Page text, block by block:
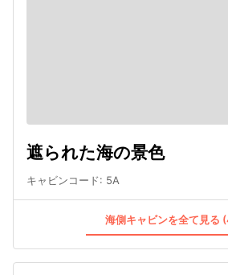
遮られた海の景色
キャビンコード: 5A
海側キャビンを全て見る